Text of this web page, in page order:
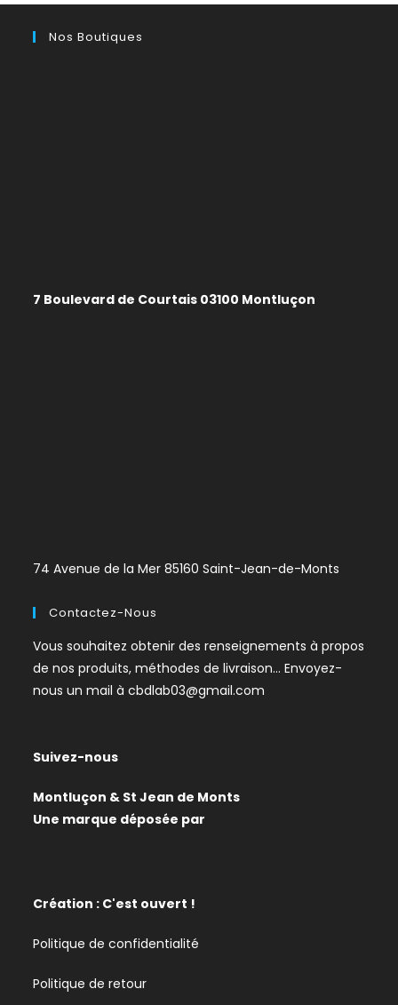
Nos Boutiques
7 Boulevard de Courtais 03100 Montluçon
74 Avenue de la Mer 85160 Saint-Jean-de-Monts
Contactez-Nous
Vous souhaitez obtenir des renseignements à propos
de nos produits, méthodes de livraison… Envoyez-
nous un mail àcbdlab03@gmail.com
Suivez-nous
Montluçon & St Jean de Monts
Une marque déposée par
Création : C'est ouvert !
Politique de confidentialité
Politique de retour